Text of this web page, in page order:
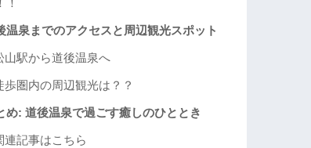
！
温泉までのアクセスと周辺観光スポット
山駅から道後温泉へ
歩圏内の周辺観光は？？
め: 道後温泉で過ごす癒しのひととき
連記事はこちら